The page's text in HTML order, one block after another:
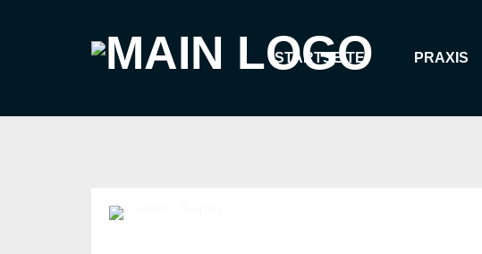
STARTSEITE PRAXIS